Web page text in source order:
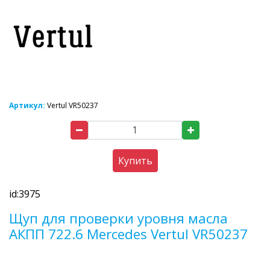
Артикул: Vertul VR50237
Купить
id:3975
Щуп для проверки уровня масла
АКПП 722.6 Mercedes Vertul VR50237